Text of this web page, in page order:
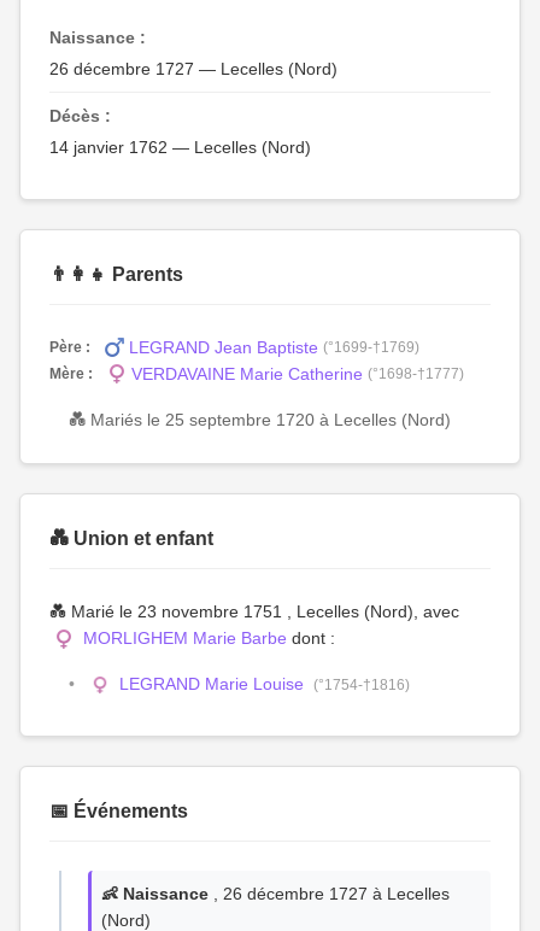
Naissance :
26 décembre 1727 — Lecelles (Nord)
Décès :
14 janvier 1762 — Lecelles (Nord)
👨‍👩‍👧 Parents
Père : LEGRAND Jean Baptiste (°1699-†1769)
Mère :
VERDAVAINE Marie Catherine (°1698-†1777)
💑 Mariés le 25 septembre 1720 à Lecelles (Nord)
💑 Union et enfant
💑 Marié le 23 novembre 1751 , Lecelles (Nord), avec
MORLIGHEM Marie Barbe dont :
LEGRAND Marie Louise (°1754-†1816)
📅 Événements
👶 Naissance , 26 décembre 1727 à Lecelles
(Nord)